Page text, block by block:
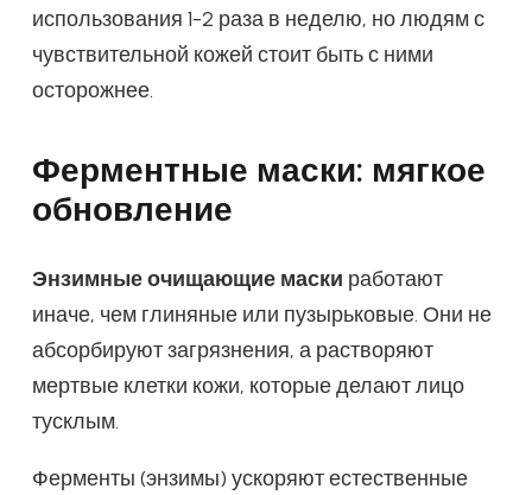
использования 1-2 раза в неделю, но людям с
чувствительной кожей стоит быть с ними
осторожнее.
Ферментные маски: мягкое
обновление
Энзимные очищающие маски работают
иначе, чем глиняные или пузырьковые. Они не
абсорбируют загрязнения, а растворяют
мертвые клетки кожи, которые делают лицо
тусклым.
Ферменты (энзимы) ускоряют естественные